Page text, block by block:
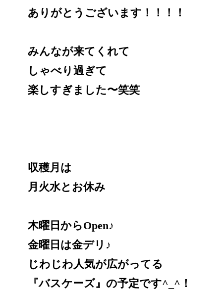
ありがとうございます！！！！
みんなが来てくれて
しゃべり過ぎて
楽しすぎました〜笑笑
収穫月は
月火水とお休み
木曜日からOpen♪
金曜日は金デリ♪
じわじわ人気が広がってる
『バスケーズ』の予定です^_^！